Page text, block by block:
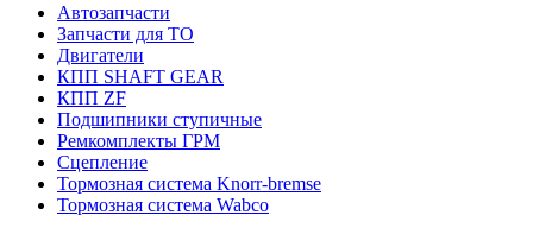
Автозапчасти
Запчасти для ТО
Двигатели
КПП SHAFT GEAR
КПП ZF
Подшипники ступичные
Ремкомплекты ГРМ
Сцепление
Тормозная система Knorr-bremse
Тормозная система Wabco